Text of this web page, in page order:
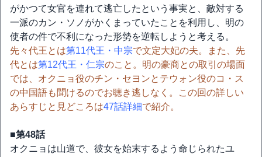
がかつて女官を連れて逃亡したという事実と、敵対する
一派のカン・ソノがかくまっていたことを利用し、明の
使者の件で不利になった形勢を逆転しようと考える。
先々代王とは第11代王・中宗で文定大妃の夫。また、先
代とは第12代王・仁宗のこと。明の豪商との取引の場面
では、オクニョ役のチン・セヨンとテウォン役のコ・ス
の中国語も聞けるのでお聴き逃しなく。この回の詳しい
あらすじと見どころは47話詳細で紹介。
■第48話
オクニョは山道で、彼女を始末するよう命じられたユ